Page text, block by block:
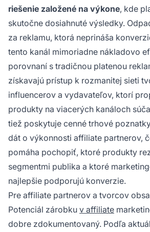
riešenie založené na výkone, kde
skutočne dosiahnuté výsledky.
za reklamu, ktorá neprináša
tento kanál mimoriadne nákladovo
porovnaní s tradičnou platenou
získavajú prístup k rozmanitej sieti
influencerov a vydavateľov, ktorí
produkty na viacerých kanáloch
tiež poskytuje cenné trhové
dát o výkonnosti affiliate partnerov,
pomáha pochopiť, ktoré produkty
segmentmi publika a ktoré
najlepšie podporujú konverzie.
Pre affiliate partnerov a tvorcov
Potenciál zárobku v affiliate
dobre zdokumentovaný. Podľa